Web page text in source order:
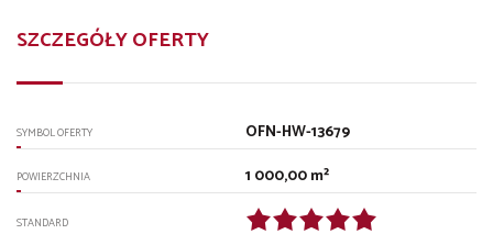
SZCZEGÓŁY OFERTY
SYMBOL OFERTY OFN-HW-13679
POWIERZCHNIA 1 000,00 m²
STANDARD